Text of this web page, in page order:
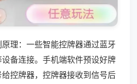
理：一些智能控牌器通过蓝牙
备连接。手机端软件预设好牌
控牌器，控牌器接收到信号后